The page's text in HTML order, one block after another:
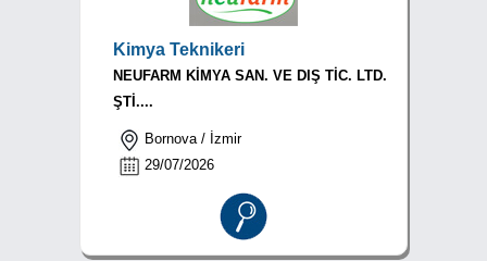
Kimya Teknikeri
NEUFARM KİMYA SAN. VE DIŞ TİC. LTD.
ŞTİ....
Bornova / İzmir
29/07/2026